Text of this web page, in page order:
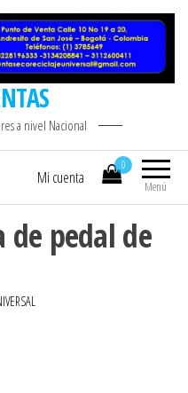
a nivel Nacional
Menú
0
Mi cuenta
de pedal de